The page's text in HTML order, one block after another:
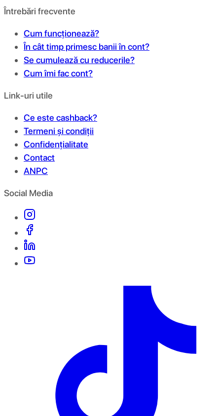
Întrebări frecvente
Cum funcționează?
În cât timp primesc banii în cont?
Se cumulează cu reducerile?
Cum îmi fac cont?
Link-uri utile
Ce este cashback?
Termeni și condiții
Confidențialitate
Contact
ANPC
Social Media